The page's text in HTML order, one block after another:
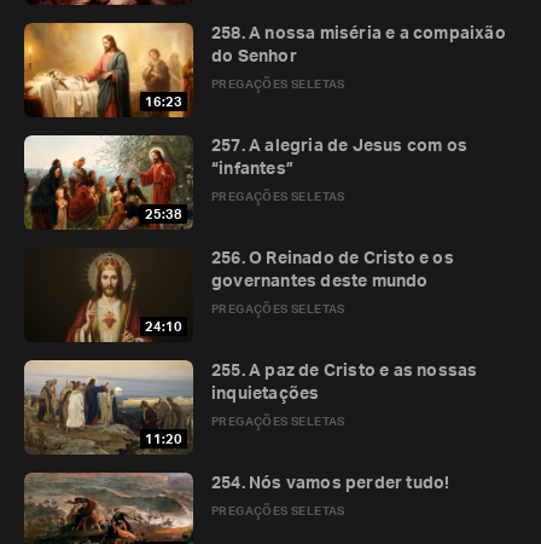
16:23
PREGAÇÕES SELETAS
258. A nossa miséria e a compaixão
do Senhor
25:38
PREGAÇÕES SELETAS
257. A alegria de Jesus com os
“infantes”
24:10
PREGAÇÕES SELETAS
256. O Reinado de Cristo e os
governantes deste mundo
11:20
PREGAÇÕES SELETAS
255. A paz de Cristo e as nossas
inquietações
PREGAÇÕES SELETAS
254. Nós vamos perder tudo!